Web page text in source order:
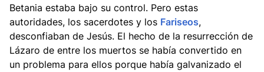
Betania estaba bajo su control. Pero estas
autoridades, los sacerdotes y los Fariseos,
desconfiaban de Jesús. El hecho de la resurrección de
Lázaro de entre los muertos se había convertido en
un problema para ellos porque había galvanizado el